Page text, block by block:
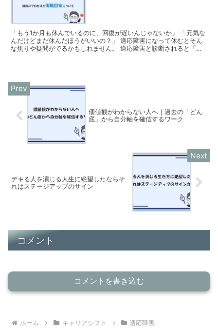
「もう1か月も休んでいるのに、回復が遅いんじゃないか」 「元気な
んだけどまだ休んだほうがいいの？」 適応障害になって休むとそん
な焦りや疑問がでるかもしれません。 適応障害と診断されると「回
価値観がわからない人へ｜過去の「どん
底」から自分軸を確信するワーク
デキる人を演じる人生に絶望したならそ
れはステージアップのサイン
コメント
コメントを書き込む
ホーム キャリアシフト 適応障害